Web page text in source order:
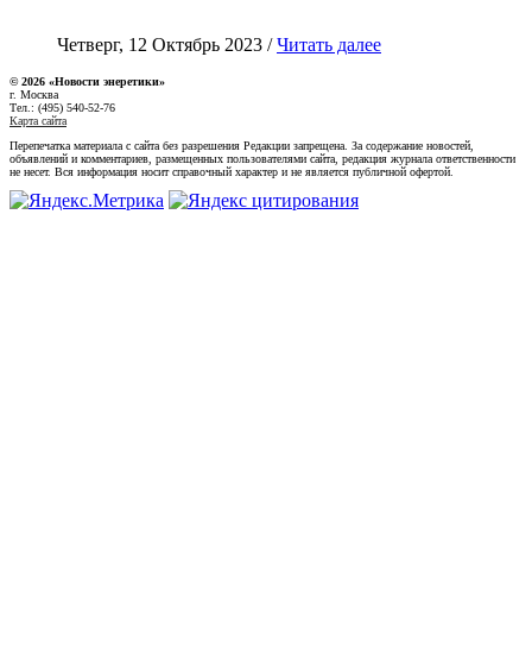
Четверг, 12 Октябрь 2023 /Читать далее
© 2026 «Новости энеретики»
г. Москва
Тел.: (495) 540-52-76
Карта сайта
Перепечатка материала с сайта без разрешения Редакции запрещена. За содержание новостей,
объявлений и комментариев, размещенных пользователями сайта, редакция журнала ответственности
не несет. Вся информация носит справочный характер и не является публичной офертой.